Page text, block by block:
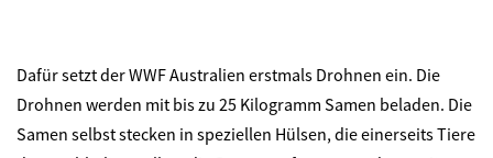
Dafür setzt der WWF Australien erstmals Drohnen ein. Die
Drohnen werden mit bis zu 25 Kilogramm Samen beladen. Die
Samen selbst stecken in speziellen Hülsen, die einerseits Tiere